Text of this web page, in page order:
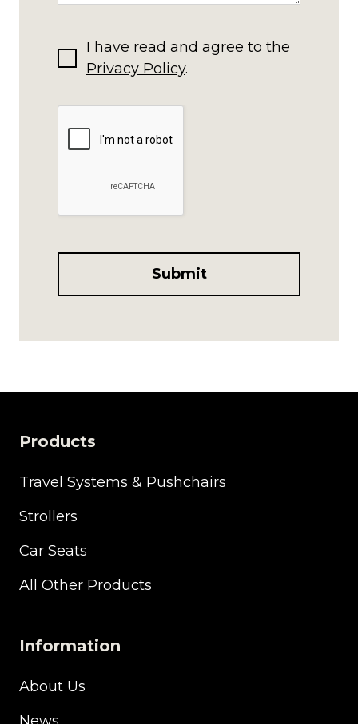
I have read and agree to the
Privacy Policy.
Submit
Products
Travel Systems & Pushchairs
Strollers
Car Seats
All Other Products
Information
About Us